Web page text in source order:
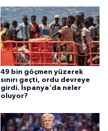
49 bin göçmen yüzerek
sınırı geçti, ordu devreye
girdi. İspanya'da neler
oluyor?